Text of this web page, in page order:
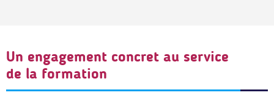
Un engagement concret au service
de la formation